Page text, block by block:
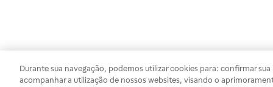
Durante sua navegação, podemos utilizar cookies para: confirmar
acompanhar a utilização de nossos websites, visando o